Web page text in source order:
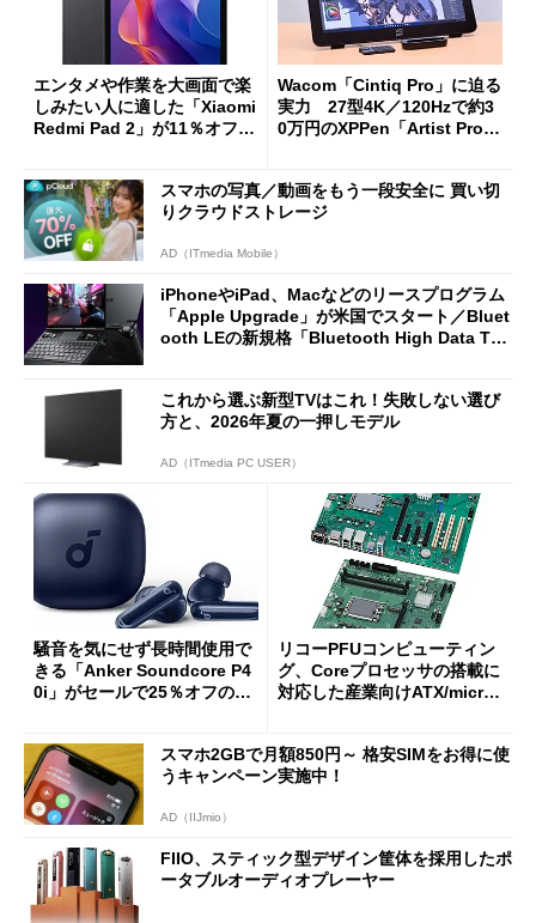
エンタメや作業を大画面で楽
しみたい人に適した「Xiaomi
Redmi Pad 2」が11％オフの
Wacom「Cintiq Pro」に迫る
実力 27型4K／120Hzで約3
0万円のXPPen「Artist Pro 2
スマホの写真／動画をもう一段安全に 買い切
りクラウドストレージ
AD（ITmedia Mobile）
iPhoneやiPad、Macなどのリースプログラム
「Apple Upgrade」が米国でスタート／Bluet
ooth LEの新規格「Bluetooth High Data Thr
これから選ぶ新型TVはこれ！失敗しない選び
方と、2026年夏の一押しモデル
AD（ITmedia PC USER）
騒音を気にせず長時間使用で
きる「Anker Soundcore P4
0i」がセールで25％オフの59
リコーPFUコンピューティン
グ、Coreプロセッサの搭載に
対応した産業向けATX/micro
スマホ2GBで月額850円～ 格安SIMをお得に使
うキャンペーン実施中！
AD（IIJmio）
FIIO、スティック型デザイン筐体を採用したポ
ータブルオーディオプレーヤー